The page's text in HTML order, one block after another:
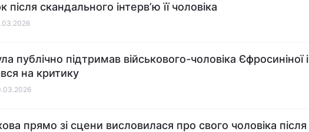
після скандального інтерв’ю її чоловіка
публічно підтримав військового-чоловіка Єфросиніної і
на критику
прямо зі сцени висловилася про свого чоловіка після